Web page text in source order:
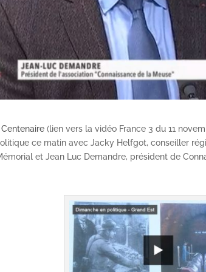
(lien vers la vidéo France 3 du 11
ce matin avec Jacky Helfgot, conseiller
et Jean Luc Demandre, président de